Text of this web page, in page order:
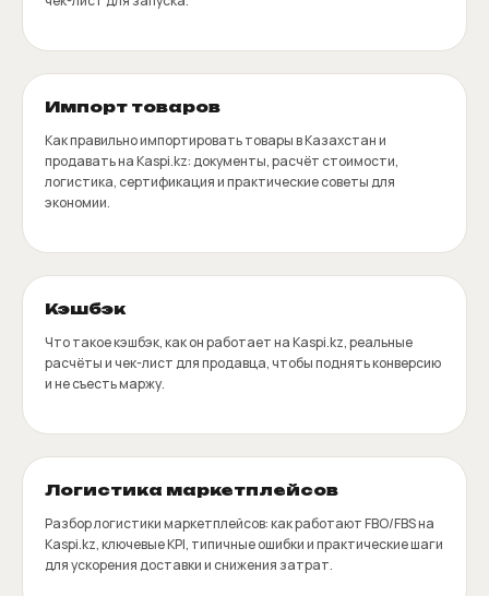
Импорт товаров
Как правильно импортировать товары в Казахстан и
продавать на Kaspi.kz: документы, расчёт стоимости,
логистика, сертификация и практические советы для
экономии.
Кэшбэк
Что такое кэшбэк, как он работает на Kaspi.kz, реальные
расчёты и чек-лист для продавца, чтобы поднять конверсию
и не съесть маржу.
Логистика маркетплейсов
Разбор логистики маркетплейсов: как работают FBO/FBS на
Kaspi.kz, ключевые KPI, типичные ошибки и практические шаги
для ускорения доставки и снижения затрат.